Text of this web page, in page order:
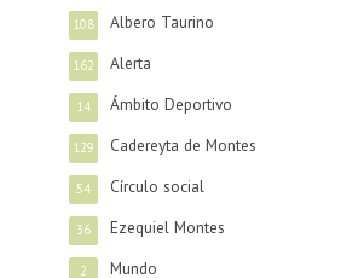
Albero Taurino
108
Alerta
162
Ámbito Deportivo
14
Cadereyta de Montes
129
Círculo social
54
Ezequiel Montes
36
Mundo
2